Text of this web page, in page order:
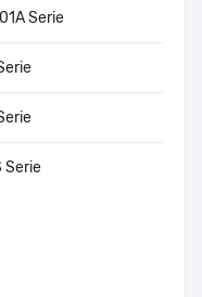
Serie
Serie